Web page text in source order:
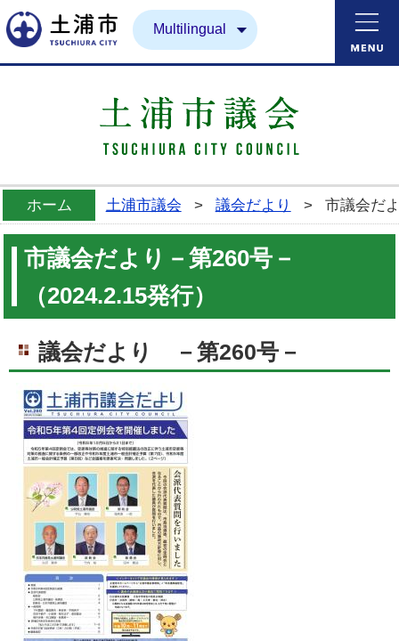
土浦市Multilingual
ホーム 土浦市議会 > 議会だより > 市議会だ
市議会だより－第260号－
（2024.2.15発行）
議会だより －第260号－